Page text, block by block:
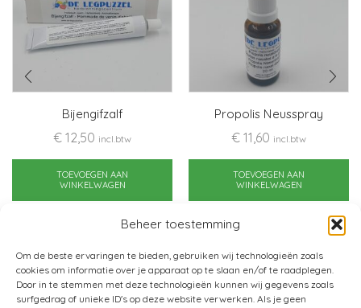
Beheer toestemming
Om de beste ervaringen te bieden, gebruiken wij technologieën zoals
cookies om informatie over je apparaat op te slaan en/of te raadplegen.
Door in te stemmen met deze technologieën kunnen wij gegevens zoals
surfgedrag of unieke ID's op deze website verwerken. Als je geen
Bijengifzalf
€ 12,50 incl.btw
TOEVOEGEN AAN
WINKELWAGEN
Propolis Neusspray
€ 11,60 incl.btw
TOEVOEGEN AAN
WINKELWAGEN